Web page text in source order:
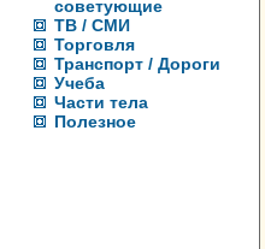
советующие
ТВ / СМИ
Торговля
Транспорт / Дороги
Учеба
Части тела
Полезное